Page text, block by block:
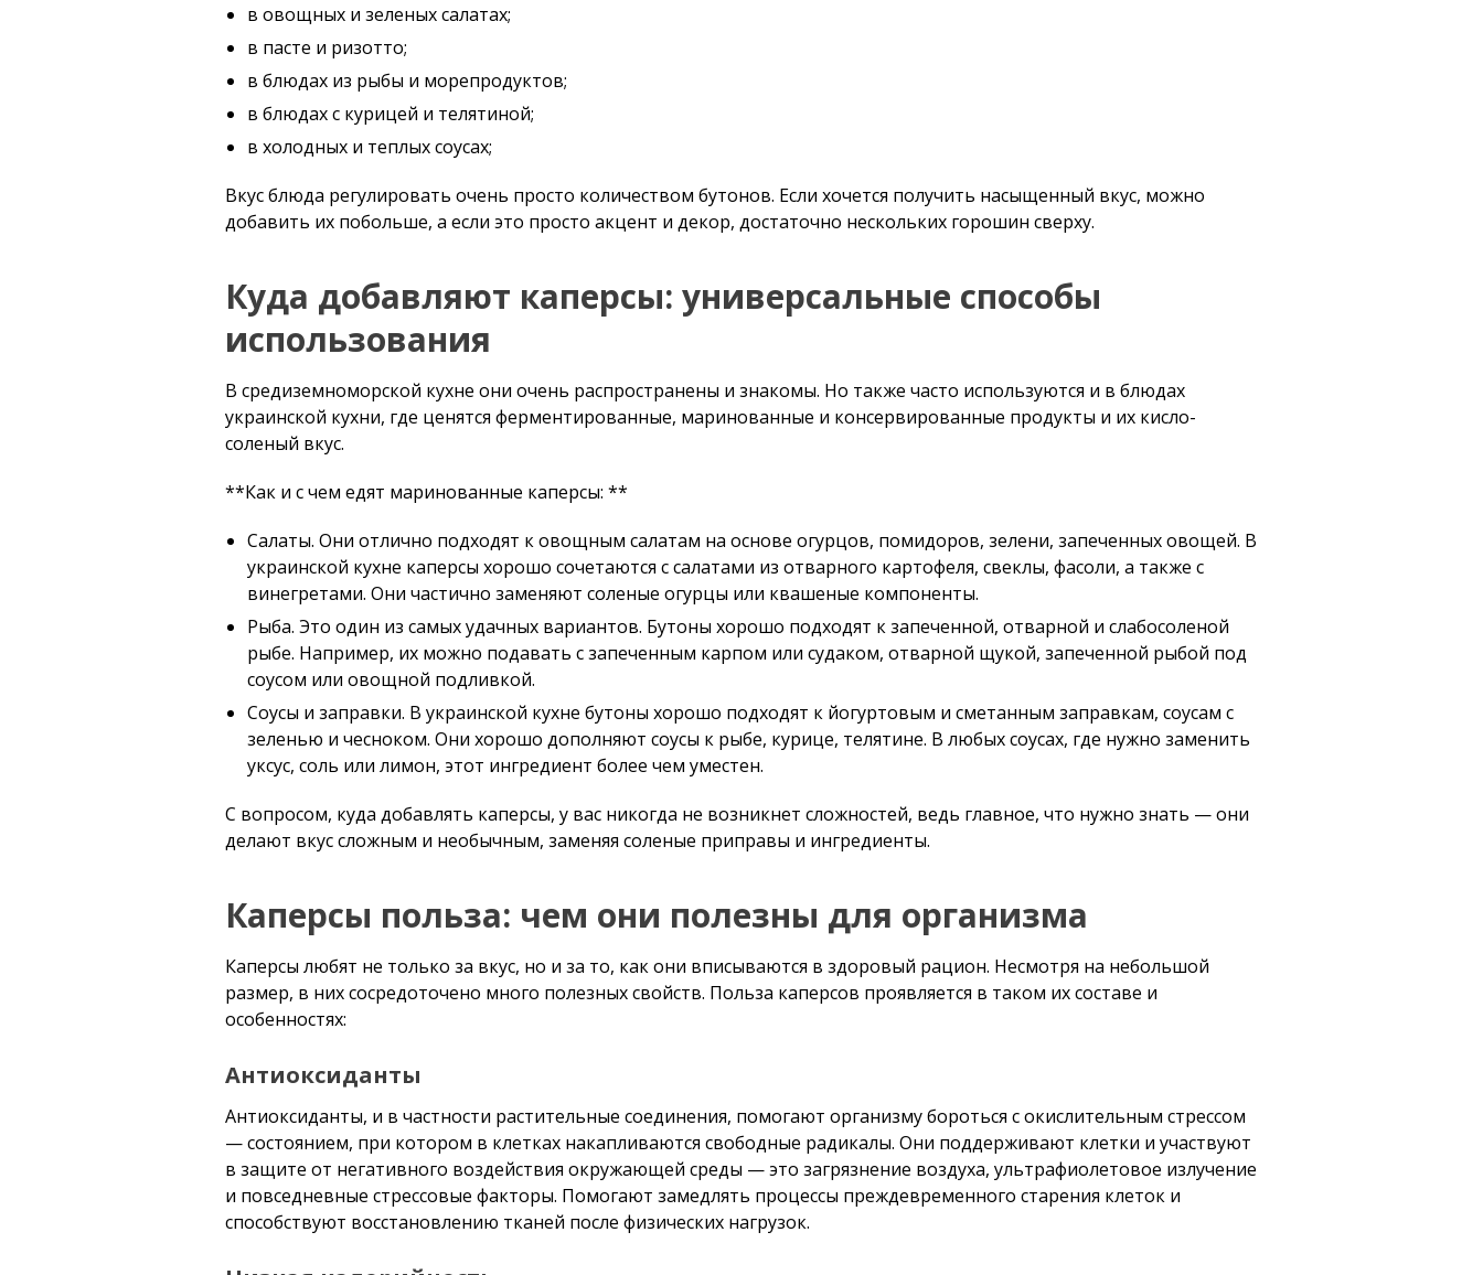
в овощных и зеленых салатах;
в пасте и ризотто;
в блюдах из рыбы и морепродуктов;
в блюдах с курицей и телятиной;
в холодных и теплых соусах;
Вкус блюда регулировать очень просто количеством бутонов. Если хочется получить насыщенный вкус, можно
добавить их побольше, а если это просто акцент и декор, достаточно нескольких горошин сверху.
Куда добавляют каперсы: универсальные способы
использования
В средиземноморской кухне они очень распространены и знакомы. Но также часто используются и в блюдах
украинской кухни, где ценятся ферментированные, маринованные и консервированные продукты и их кисло-
соленый вкус.
**Как и с чем едят маринованные каперсы: **
Салаты. Они отлично подходят к овощным салатам на основе огурцов, помидоров, зелени, запеченных овощей. В
украинской кухне каперсы хорошо сочетаются с салатами из отварного картофеля, свеклы, фасоли, а также с
винегретами. Они частично заменяют соленые огурцы или квашеные компоненты.
Рыба. Это один из самых удачных вариантов. Бутоны хорошо подходят к запеченной, отварной и слабосоленой
рыбе. Например, их можно подавать с запеченным карпом или судаком, отварной щукой, запеченной рыбой под
соусом или овощной подливкой.
Соусы и заправки. В украинской кухне бутоны хорошо подходят к йогуртовым и сметанным заправкам, соусам с
зеленью и чесноком. Они хорошо дополняют соусы к рыбе, курице, телятине. В любых соусах, где нужно заменить
уксус, соль или лимон, этот ингредиент более чем уместен.
С вопросом, куда добавлять каперсы, у вас никогда не возникнет сложностей, ведь главное, что нужно знать — они
делают вкус сложным и необычным, заменяя соленые приправы и ингредиенты.
Каперсы польза: чем они полезны для организма
Каперсы любят не только за вкус, но и за то, как они вписываются в здоровый рацион. Несмотря на небольшой
размер, в них сосредоточено много полезных свойств. Польза каперсов проявляется в таком их составе и
особенностях:
Антиоксиданты
Антиоксиданты, и в частности растительные соединения, помогают организму бороться с окислительным стрессом
— состоянием, при котором в клетках накапливаются свободные радикалы. Они поддерживают клетки и участвуют
в защите от негативного воздействия окружающей среды — это загрязнение воздуха, ультрафиолетовое излучение
и повседневные стрессовые факторы. Помогают замедлять процессы преждевременного старения клеток и
способствуют восстановлению тканей после физических нагрузок.